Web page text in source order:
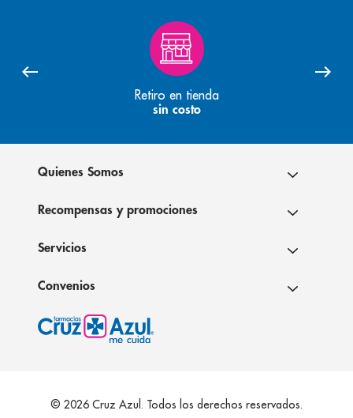
Retiro en tienda
sin costo
Quienes Somos
Recompensas y promociones
Servicios
Convenios
© 2026 Cruz Azul. Todos los derechos reservados.